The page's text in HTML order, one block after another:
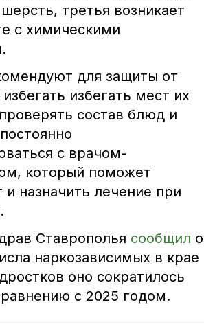
третья возникает
с химическими
для защиты от
избегать мест их
состав блюд и
с врачом-
который поможет
и назначить лечение при
Ставрополья сообщил о
наркозависимых в крае
оно сократилось
с 2025 годом.